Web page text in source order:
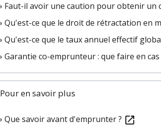
Faut-il avoir une caution pour obtenir un
Qu'est-ce que le droit de rétractation en
Qu'est-ce que le taux annuel effectif
Garantie co-emprunteur : que faire en
Pour en savoir plus
Que savoir avant d'emprunter ? open_in_new